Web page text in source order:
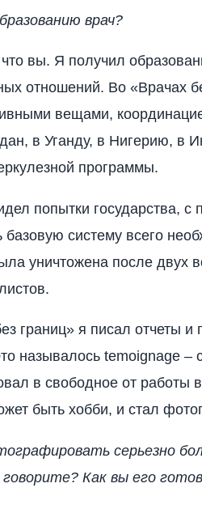
врач?
вы. Я получил
отношений. Во «Врачах
вещами,
в Уганду, в Нигерию, в
программы.
попытки государства,
базовую систему всего
уничтожена после
границ» я писал отчеты
называлось temoignage –
в свободное от работы
быть хобби, и стал
серьезно
Как вы его